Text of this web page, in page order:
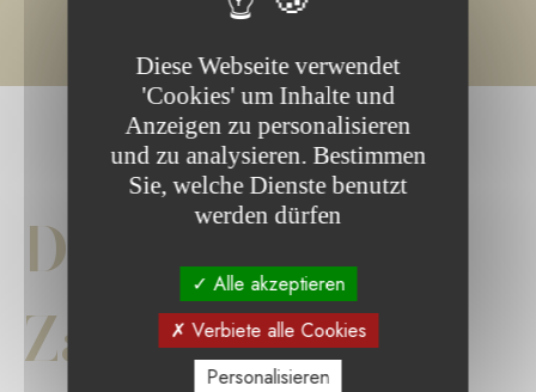
Die wichtigsten
Zahlen
Diese Webseite verwendet
'Cookies' um Inhalte und
Anzeigen zu personalisieren
und zu analysieren. Bestimmen
Sie, welche Dienste benutzt
werden dürfen
Alle akzeptieren
Verbiete alle Cookies
Personalisieren